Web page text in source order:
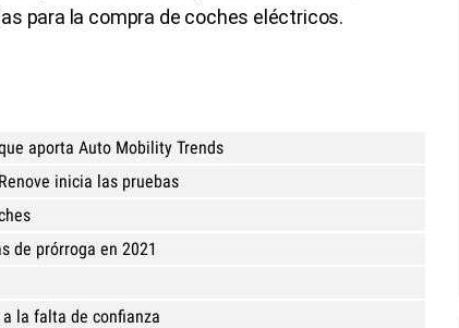
para la compra de coches eléctricos.
aporta Auto Mobility Trends
inicia las pruebas
de prórroga en 2021
la falta de confianza